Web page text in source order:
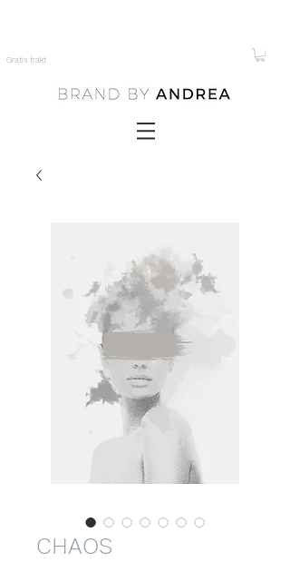
Gratis frakt
CHAOS